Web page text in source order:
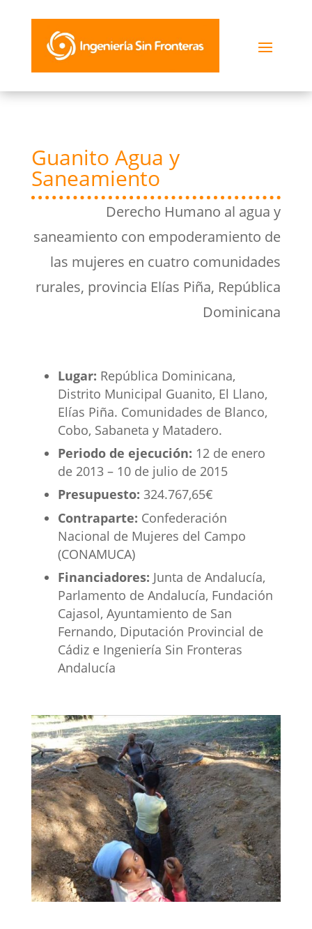
Guanito Agua y
Saneamiento
Derecho Humano al agua y
saneamiento con empoderamiento de
las mujeres en cuatro comunidades
rurales, provincia Elías Piña, República
Dominicana
Lugar: República Dominicana,
Distrito Municipal Guanito, El Llano,
Elías Piña. Comunidades de Blanco,
Cobo, Sabaneta y Matadero.
Periodo de ejecución: 12 de enero
de 2013 – 10 de julio de 2015
Presupuesto: 324.767,65€
Contraparte: Confederación
Nacional de Mujeres del Campo
(CONAMUCA)
Financiadores: Junta de Andalucía,
Parlamento de Andalucía, Fundación
Cajasol, Ayuntamiento de San
Fernando, Diputación Provincial de
Cádiz e Ingeniería Sin Fronteras
Andalucía